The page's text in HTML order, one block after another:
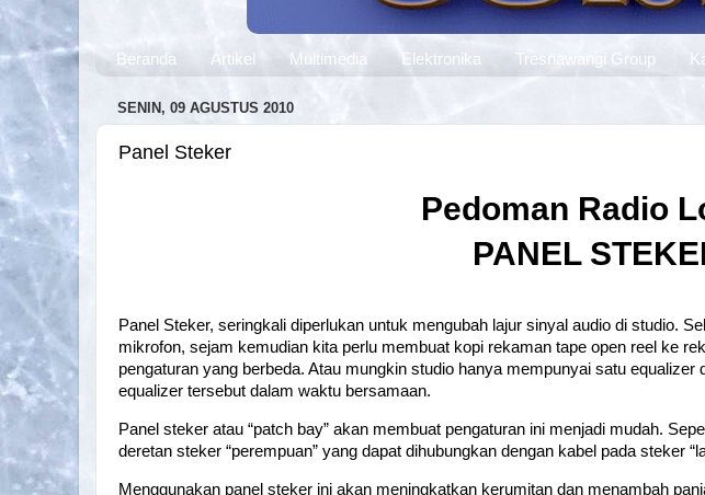
Beranda Artikel Multimedia Elektronika Tresnawangi Group
SENIN, 09 AGUSTUS 2010
Panel Steker
Pedoman Radio
PANEL
Panel Steker, seringkali diperlukan untuk mengubah lajur sinyal audio di studio.
mikrofon, sejam kemudian kita perlu membuat kopi rekaman tape open reel ke
pengaturan yang berbeda. Atau mungkin studio hanya mempunyai satu
equalizer tersebut dalam waktu bersamaan.
Panel steker atau “patch bay” akan membuat pengaturan ini menjadi mudah.
deretan steker “perempuan” yang dapat dihubungkan dengan kabel pada steker
Menggunakan panel steker ini akan meningkatkan kerumitan dan menambah